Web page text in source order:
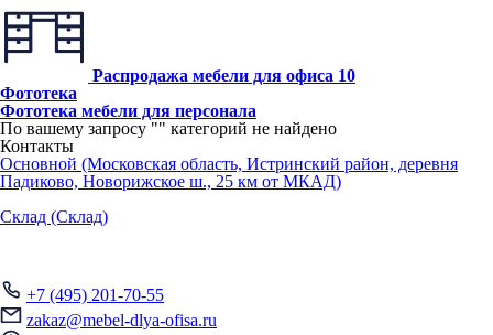
Распродажа мебели для офиса 10
Фототека
Фототека мебели для персонала
По вашему запросу "" категорий не найдено
Контакты
Основной (Московская область, Истринский район, деревня
Падиково, Новорижское ш., 25 км от МКАД)
Склад (Склад)
+7 (495) 201-70-55
zakaz@mebel-dlya-ofisa.ru